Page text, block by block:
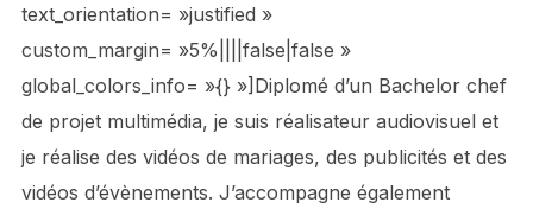
text_orientation= »justified »
custom_margin= »5%||||false|false »
global_colors_info= »{} »]Diplomé d’un Bachelor chef
de projet multimédia, je suis réalisateur audiovisuel et
je réalise des vidéos de mariages, des publicités et des
vidéos d’évènements. J’accompagne également